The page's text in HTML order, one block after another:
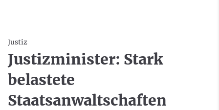
Justiz
Justizminister: Stark
belastete
Staatsanwaltschaften